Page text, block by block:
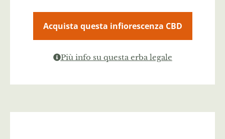
Acquista questa infiorescenza CBD
Più info su questa erba legale